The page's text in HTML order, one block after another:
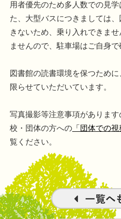
用者優先のため多人数での見
た、大型バスにつきましては
きないため、乗り入れできま
ませんので、駐車場はご自身で
図書館の読書環境を保つため
限らせていただいています。
写真撮影等注意事項がありま
校・団体の方への 「団体での
覧ください。